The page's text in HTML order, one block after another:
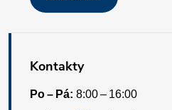
Kontakty
Po – Pá: 8:00 – 16:00